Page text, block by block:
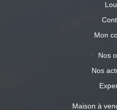
Mon
Nos
Nos
Maison à